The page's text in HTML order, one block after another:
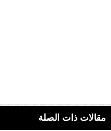
مقالات ذات الصلة